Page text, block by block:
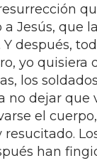
Jesús, que
después,
yo quisiera
los
no dejar que
el
resucitado.
han